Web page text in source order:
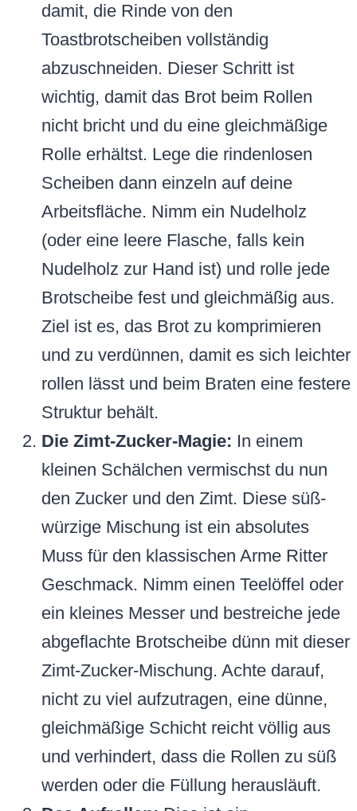
damit, die Rinde von den
Toastbrotscheiben vollständig
abzuschneiden. Dieser Schritt ist
wichtig, damit das Brot beim Rollen
nicht bricht und du eine gleichmäßige
Rolle erhältst. Lege die rindenlosen
Scheiben dann einzeln auf deine
Arbeitsfläche. Nimm ein Nudelholz
(oder eine leere Flasche, falls kein
Nudelholz zur Hand ist) und rolle jede
Brotscheibe fest und gleichmäßig aus.
Ziel ist es, das Brot zu komprimieren
und zu verdünnen, damit es sich leichter
rollen lässt und beim Braten eine festere
Struktur behält.
Die Zimt-Zucker-Magie: In einem
kleinen Schälchen vermischst du nun
den Zucker und den Zimt. Diese süß-
würzige Mischung ist ein absolutes
Muss für den klassischen Arme Ritter
Geschmack. Nimm einen Teelöffel oder
ein kleines Messer und bestreiche jede
abgeflachte Brotscheibe dünn mit dieser
Zimt-Zucker-Mischung. Achte darauf,
nicht zu viel aufzutragen, eine dünne,
gleichmäßige Schicht reicht völlig aus
und verhindert, dass die Rollen zu süß
werden oder die Füllung herausläuft.